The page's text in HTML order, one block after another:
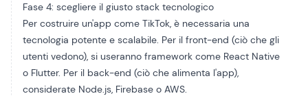
Fase 4: scegliere il giusto stack tecnologico
Per costruire un'app come TikTok, è necessaria una
tecnologia potente e scalabile. Per il front-end (ciò che gli
utenti vedono), si useranno framework come React Native
o Flutter. Per il back-end (ciò che alimenta l'app),
considerate Node.js, Firebase o AWS.